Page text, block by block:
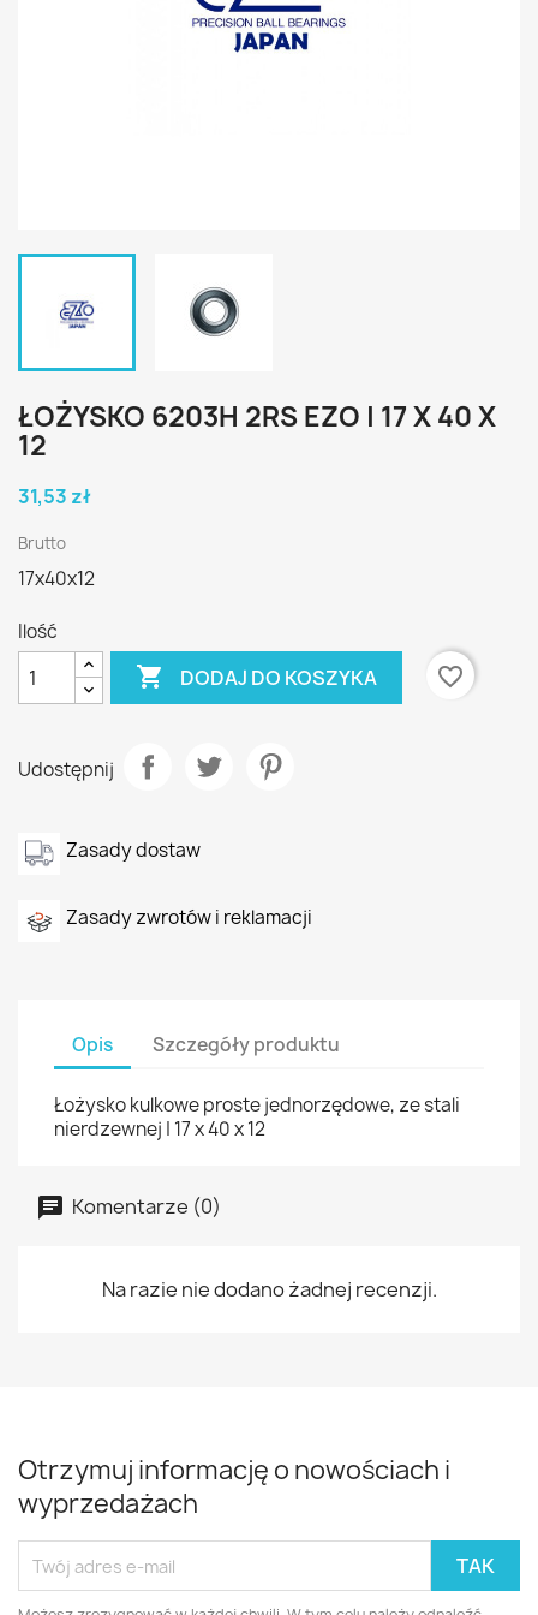
ŁOŻYSKO 6203H 2RS EZO | 17 X 40 X
12
31,53 zł
Brutto
17x40x12
Ilość
 DODAJ DO KOSZYKA favorite_border
Udostępnij
Zasady dostaw
Zasady zwrotów i reklamacji
Opis Szczegóły produktu
Łożysko kulkowe proste jednorzędowe, ze stali
nierdzewnej | 17 x 40 x 12
Komentarze (0)
Na razie nie dodano żadnej recenzji.
Otrzymuj informację o nowościach i
wyprzedażach